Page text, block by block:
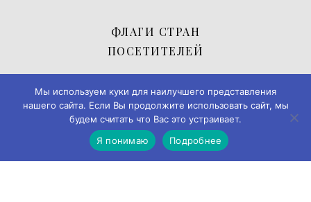
ФЛАГИ СТРАН
ПОСЕТИТЕЛЕЙ
Мы используем куки для наилучшего представления
нашего сайта. Если Вы продолжите использовать сайт, мы
будем считать что Вас это устраивает.
Я понимаю
Подробнее